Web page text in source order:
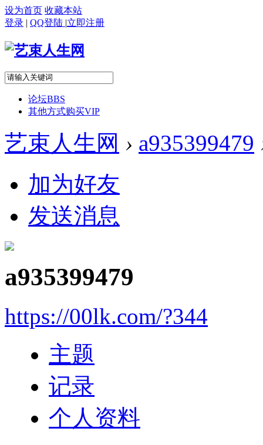
设为首页 收藏本站
登录 | QQ登陆 |立即注册
论坛BBS
其他方式购买VIP
艺束人生网 › a935399479
加为好友
发送消息
a935399479
https://00lk.com/?344
主题
记录
个人资料